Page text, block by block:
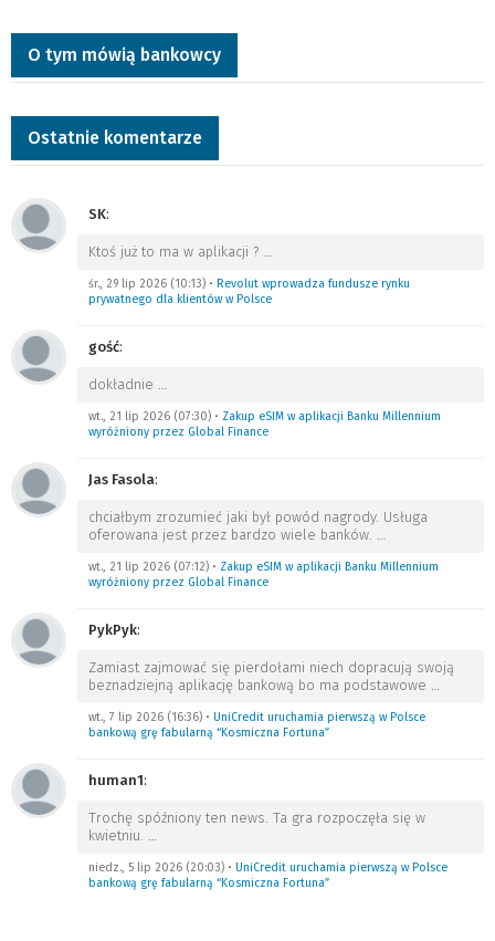
O tym mówią bankowcy
Ostatnie komentarze
SK:
Ktoś już to ma w aplikacji ?
śr., 29 lip 2026 (10:13) • Revolut wprowadza fundusze rynku
prywatnego dla klientów w Polsce
gość:
dokładnie
wt., 21 lip 2026 (07:30) • Zakup eSIM w aplikacji Banku Millennium
wyróżniony przez Global Finance
Jas Fasola:
chciałbym zrozumieć jaki był powód nagrody. Usługa
oferowana jest przez bardzo wiele banków.
wt., 21 lip 2026 (07:12) • Zakup eSIM w aplikacji Banku Millennium
wyróżniony przez Global Finance
PykPyk:
Zamiast zajmować się pierdołami niech dopracują swoją
beznadziejną aplikację bankową bo ma podstawowe
wt., 7 lip 2026 (16:36) • UniCredit uruchamia pierwszą w Polsce
bankową grę fabularną “Kosmiczna Fortuna”
human1:
Trochę spóźniony ten news. Ta gra rozpoczęła się w
kwietniu.
niedz., 5 lip 2026 (20:03) • UniCredit uruchamia pierwszą w Polsce
bankową grę fabularną “Kosmiczna Fortuna”